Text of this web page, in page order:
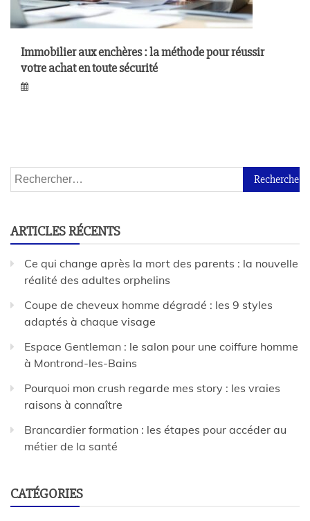
Immobilier aux enchères : la méthode pour réussir
votre achat en toute sécurité
ARTICLES RÉCENTS
Ce qui change après la mort des parents : la nouvelle
réalité des adultes orphelins
Coupe de cheveux homme dégradé : les 9 styles
adaptés à chaque visage
Espace Gentleman : le salon pour une coiffure homme
à Montrond-les-Bains
Pourquoi mon crush regarde mes story : les vraies
raisons à connaître
Brancardier formation : les étapes pour accéder au
métier de la santé
CATÉGORIES